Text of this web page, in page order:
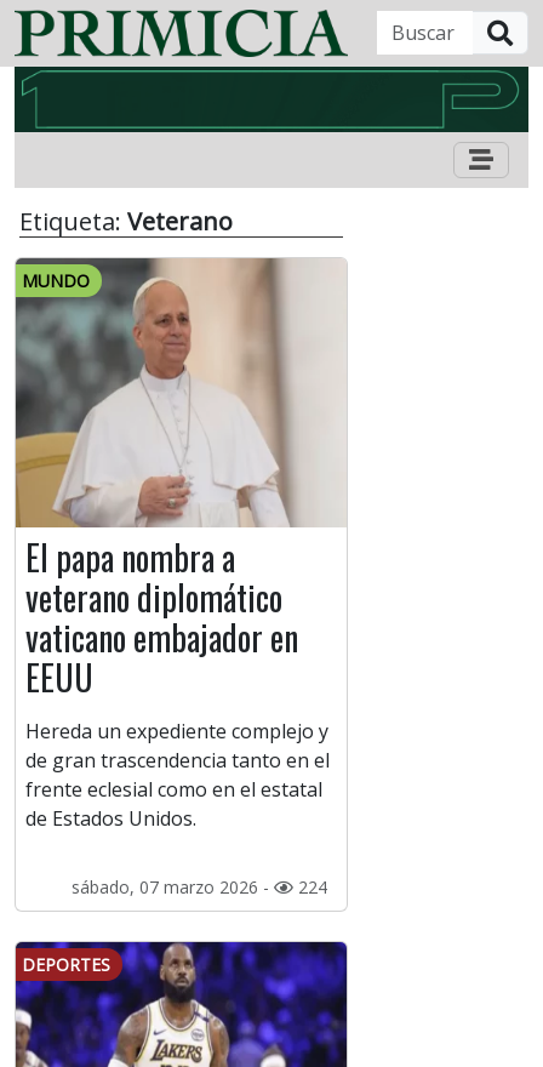
Etiqueta: Veterano
MUNDO
El papa nombra a
veterano diplomático
vaticano embajador en
EEUU
Hereda un expediente complejo y
de gran trascendencia tanto en el
frente eclesial como en el estatal
de Estados Unidos.
sábado, 07 marzo 2026 - 224
DEPORTES